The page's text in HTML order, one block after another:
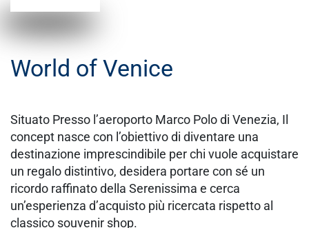
World of Venice
Situato Presso l’aeroporto Marco Polo di Venezia, Il
concept nasce con l’obiettivo di diventare una
destinazione imprescindibile per chi vuole acquistare
un regalo distintivo, desidera portare con sé un
ricordo raffinato della Serenissima e cerca
un’esperienza d’acquisto più ricercata rispetto al
classico souvenir shop.